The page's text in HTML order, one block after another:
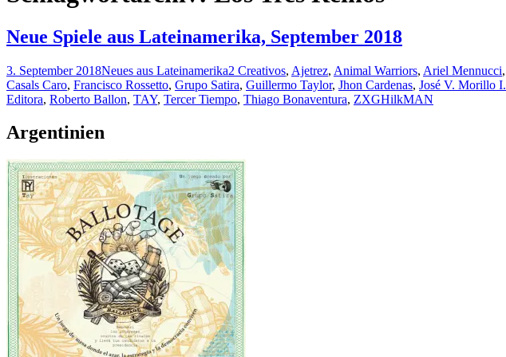
Neue Spiele aus Lateinamerika, September 2018
3. September 2018Neues aus Lateinamerika2 Creativos, Ajetrez, Animal Warriors, Ariel Mennucci,
Casals Caro, Francisco Rossetto, Grupo Satira, Guillermo Taylor, Jhon Cardenas, José V. Morillo I.
Editora, Roberto Ballon, TAY, Tercer Tiempo, Thiago Bonaventura, ZXGHilkMAN
Argentinien